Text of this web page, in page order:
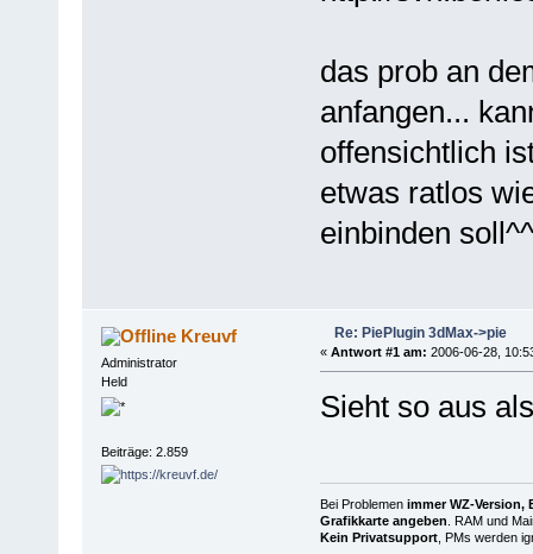
das prob an
anfangen...
offensichtlich
etwas ratlos
einbinden soll^^
Kreuvf
Administrator
Held
Beiträge: 2.859
Re: PiePlugin 3dMax->pie
« Antwort #1 am: 2006-06-28,
Sieht so aus
Bei Problemen immer WZ-Version,
Grafikkarte angeben. RAM und
Kein Privatsupport, PMs werden